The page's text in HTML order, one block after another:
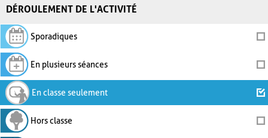
DÉROULEMENT DE L'ACTIVITÉ
Sporadiques
En plusieurs séances
En classe seulement
Hors classe